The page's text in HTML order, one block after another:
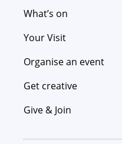
What’s on
Your Visit
Organise an event
Get creative
Give & Join